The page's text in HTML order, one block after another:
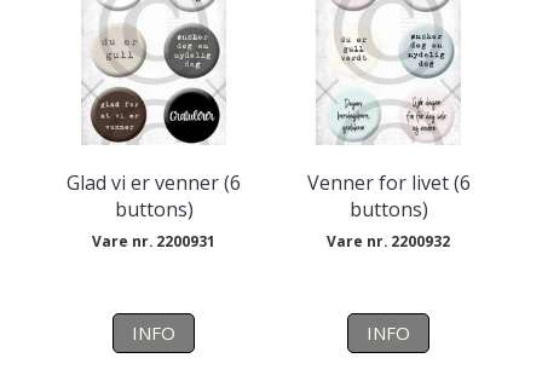
Glad vi er venner (6
buttons)
Vare nr. 2200931
INFO
Venner for livet (6
buttons)
Vare nr. 2200932
INFO